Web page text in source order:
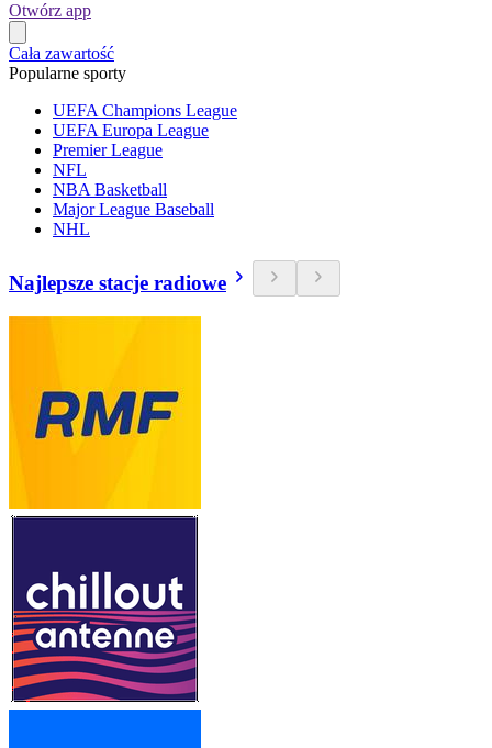
Otwórz app
Cała zawartość
Popularne sporty
UEFA Champions League
UEFA Europa League
Premier League
NFL
NBA Basketball
Major League Baseball
NHL
Najlepsze stacje radiowe